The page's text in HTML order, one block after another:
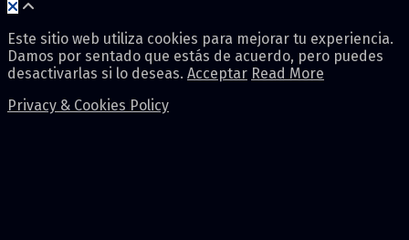
Este sitio web utiliza cookies para mejorar tu experiencia.
Damos por sentado que estás de acuerdo, pero puedes
desactivarlas si lo deseas. Acceptar Read More
Privacy & Cookies Policy